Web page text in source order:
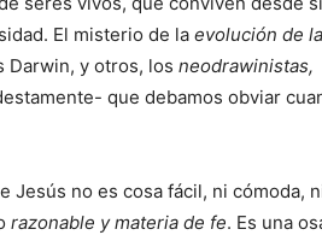
El misterio de la evolución de
Darwin, y otros, los neodrawinistas,
que debamos obviar
Jesús no es cosa fácil, ni cómoda,
razonable y materia de fe. Es una